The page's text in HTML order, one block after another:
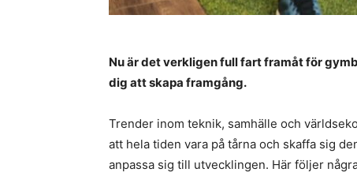
Nu är det verkligen full fart framåt för
dig att skapa framgång.
Trender inom teknik, samhälle och
att hela tiden vara på tårna och skaffa sig
anpassa sig till utvecklingen. Här följer